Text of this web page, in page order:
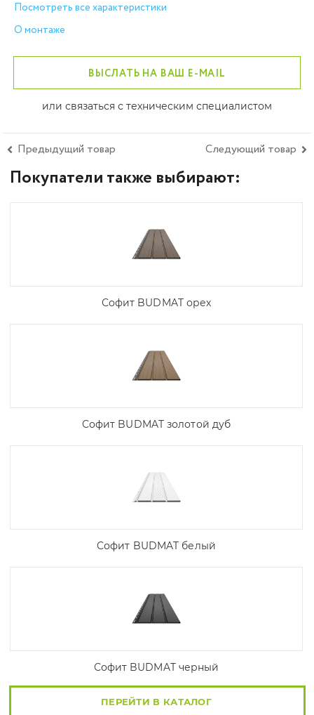
Посмотреть все характеристики
О монтаже
ВЫСЛАТЬ НА ВАШ E-MAIL
или связаться с техническим специалистом
Предыдущий товар Следующий товар
Покупатели также выбирают:
Софит BUDMAT орех
Софит BUDMAT золотой дуб
Софит BUDMAT белый
Софит BUDMAT черный
ПЕРЕЙТИ В КАТАЛОГ